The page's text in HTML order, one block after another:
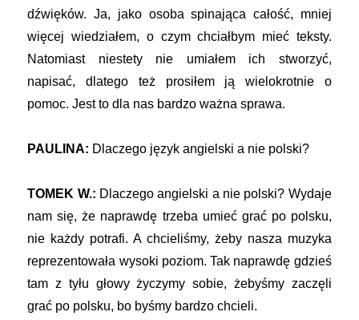
dźwięków. Ja, jako osoba spinająca całość, mniej
więcej wiedziałem, o czym chciałbym mieć teksty.
Natomiast niestety nie umiałem ich stworzyć,
napisać, dlatego też prosiłem ją wielokrotnie o
pomoc. Jest to dla nas bardzo ważna sprawa.
PAULINA: Dlaczego język angielski a nie polski?
TOMEK W.: Dlaczego angielski a nie polski? Wydaje
nam się, że naprawdę trzeba umieć grać po polsku,
nie każdy potrafi. A chcieliśmy, żeby nasza muzyka
reprezentowała wysoki poziom. Tak naprawdę gdzieś
tam z tyłu głowy życzymy sobie, żebyśmy zaczęli
grać po polsku, bo byśmy bardzo chcieli.